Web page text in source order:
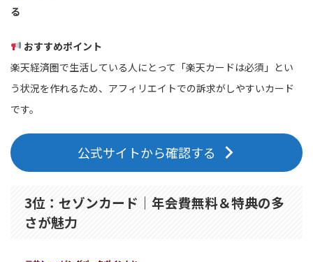
る
おすすめポイント
楽天経済圏で生活している人にとって「楽天カードは必須」とい
う状況を作れるため、アフィリエイトでの訴求がしやすいカード
です。
公式サイトから確認する
3位：セゾンカード｜年会費無料＆特典の多
さが魅力